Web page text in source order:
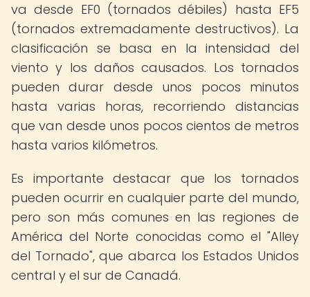
va desde EF0 (tornados débiles) hasta EF5
(tornados extremadamente destructivos). La
clasificación se basa en la intensidad del
viento y los daños causados. Los tornados
pueden durar desde unos pocos minutos
hasta varias horas, recorriendo distancias
que van desde unos pocos cientos de metros
hasta varios kilómetros.
Es importante destacar que los tornados
pueden ocurrir en cualquier parte del mundo,
pero son más comunes en las regiones de
América del Norte conocidas como el "Alley
del Tornado", que abarca los Estados Unidos
central y el sur de Canadá.